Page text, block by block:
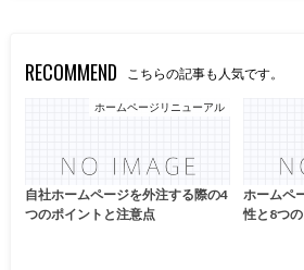
RECOMMEND こちらの記事も人気です。
ホームページリニューアル
自社ホームページを外注する際の4
つのポイントと注意点
ホームペ
性と8つ